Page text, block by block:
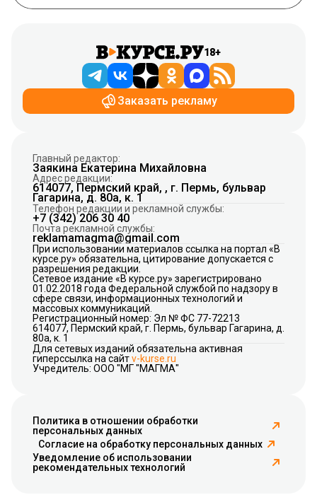
18+
Заказать рекламу
Главный редактор:
Заякина Екатерина Михайловна
Адрес редакции:
614077, Пермский край, , г. Пермь, бульвар
Гагарина, д. 80а, к. 1
Телефон редакции и рекламной службы:
+7 (342) 206 30 40
Почта рекламной службы:
reklamamagma@gmail.com
При использовании материалов ссылка на портал «В
курсе.ру» обязательна, цитирование допускается с
разрешения редакции.
Сетевое издание «В курсе.ру» зарегистрировано
01.02.2018 года Федеральной службой по надзору в
сфере связи, информационных технологий и
массовых коммуникаций.
Регистрационный номер: Эл № ФС 77-72213
614077, Пермский край, г. Пермь, бульвар Гагарина, д.
80а, к. 1
Для сетевых изданий обязательна активная
гиперссылка на сайтv-kurse.ru
Учредитель: ООО "МГ "МАГМА"
Политика в отношении обработки
персональных данных
Согласие на обработку персональных данных
Уведомление об использовании
рекомендательных технологий